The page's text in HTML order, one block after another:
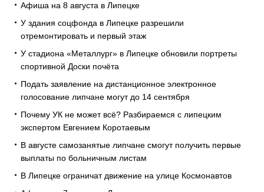
Афиша на 8 августа в Липецке
У здания соцфонда в Липецке разрешили
отремонтировать и первый этаж
У стадиона «Металлург» в Липецке обновили портреты
спортивной Доски почёта
Подать заявление на дистанционное электронное
голосование липчане могут до 14 сентября
Почему УК не может всё? Разбираемся с липецким
экспертом Евгением Коротаевым
В августе самозанятые липчане смогут получить первые
выплаты по больничным листам
В Липецке ограничат движение на улице Космонавтов